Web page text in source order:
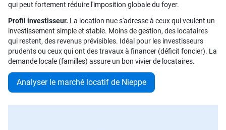
qui peut fortement réduire l'imposition globale du foyer.
Profil investisseur. La location nue s'adresse à ceux qui veulent un
investissement simple et stable. Moins de gestion, des locataires
qui restent, des revenus prévisibles. Idéal pour les investisseurs
prudents ou ceux qui ont des travaux à financer (déficit foncier). La
demande locale (familles) assure un bon vivier de locataires.
Analyser le marché locatif de Nieppe